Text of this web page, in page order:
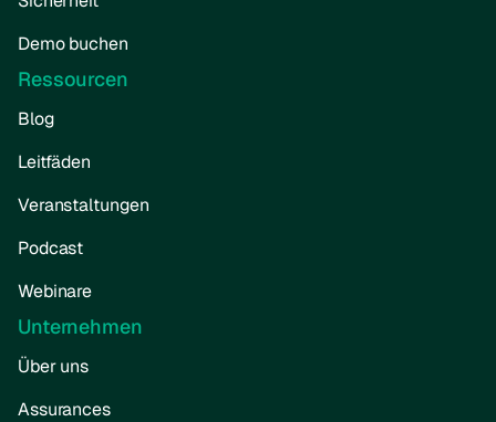
Demo buchen
Ressourcen
Blog
Leitfäden
Veranstaltungen
Podcast
Webinare
Unternehmen
Über uns
Assurances